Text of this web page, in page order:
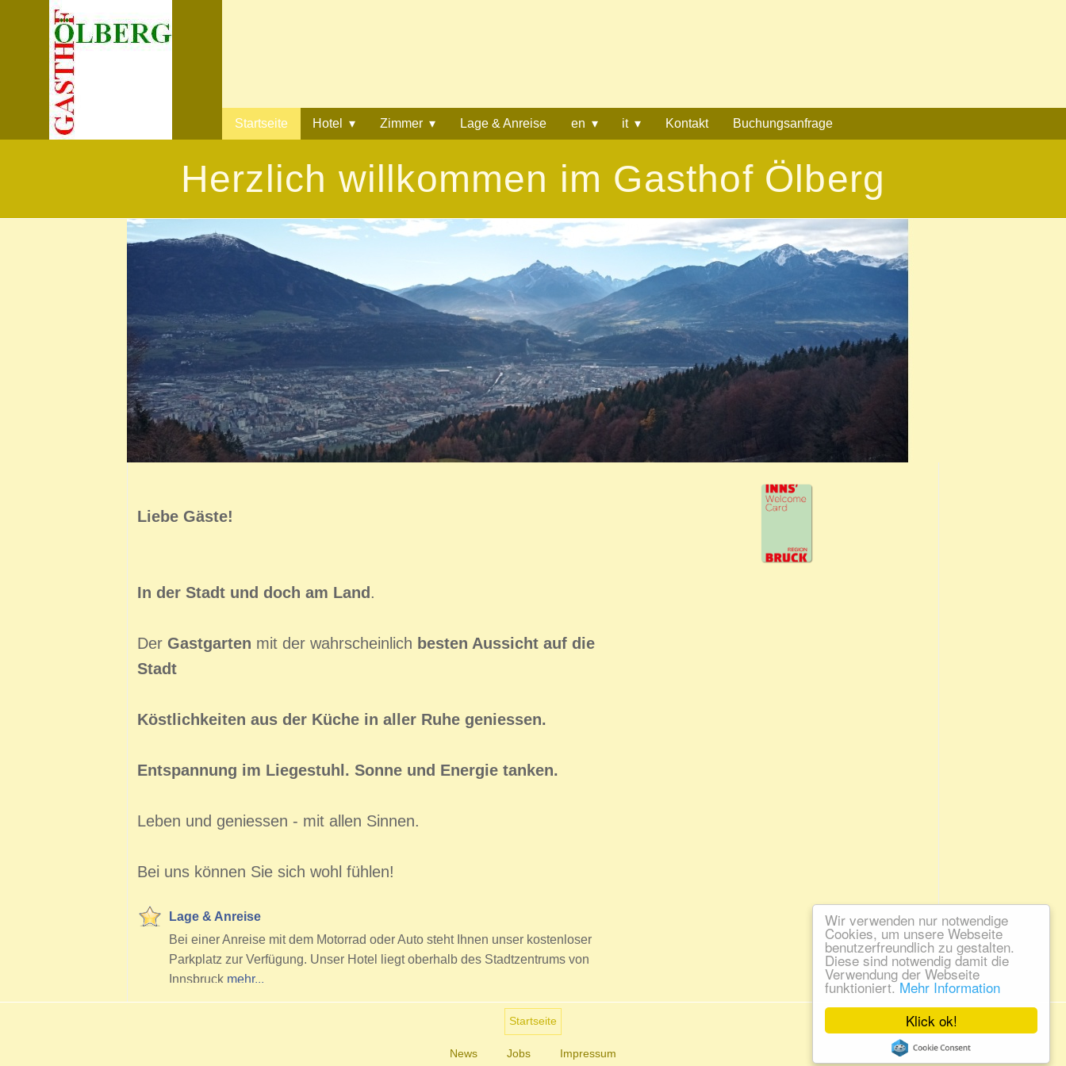
Klick ok!
Wir verwenden nur notwendige
Cookies, um unsere Webseite
benutzerfreundlich zu gestalten.
Diese sind notwendig damit die
Verwendung der Webseite
funktioniert.Mehr Information
Startseite Hotel Zimmer Lage & Anreise en it Kontakt Buchungsanfrage
Herzlich willkommen im Gasthof Ölberg
Liebe Gäste!
In der Stadt und doch am Land .
Der Gastgarten mit der wahrscheinlich besten Aussicht auf die
Stadt
Köstlichkeiten aus der Küche in aller Ruhe geniessen.
Entspannung im Liegestuhl. Sonne und Energie tanken.
Leben und geniessen - mit allen Sinnen.
Bei uns können Sie sich wohl fühlen!
Lage & Anreise
Bei einer Anreise mit dem Motorrad oder Auto steht Ihnen unser kostenloser
Parkplatz zur Verfügung. Unser Hotel liegt oberhalb des Stadtzentrums von
Innsbruck mehr...
Startseite
News Jobs Impressum